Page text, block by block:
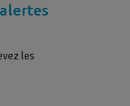
les